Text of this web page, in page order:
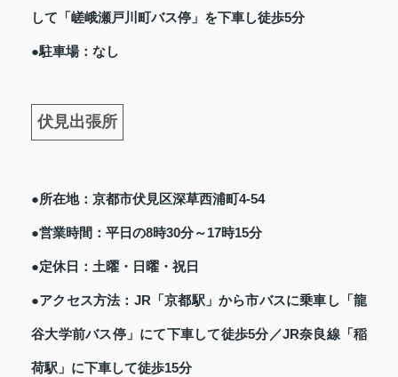
して「嵯峨瀬戸川町バス停」を下車し徒歩5分
●駐車場：なし
伏見出張所
●所在地：京都市伏見区深草西浦町4-54
●営業時間：平日の8時30分～17時15分
●定休日：土曜・日曜・祝日
●アクセス方法：JR「京都駅」から市バスに乗車し「龍
谷大学前バス停」にて下車して徒歩5分／JR奈良線「稲
荷駅」に下車して徒歩15分